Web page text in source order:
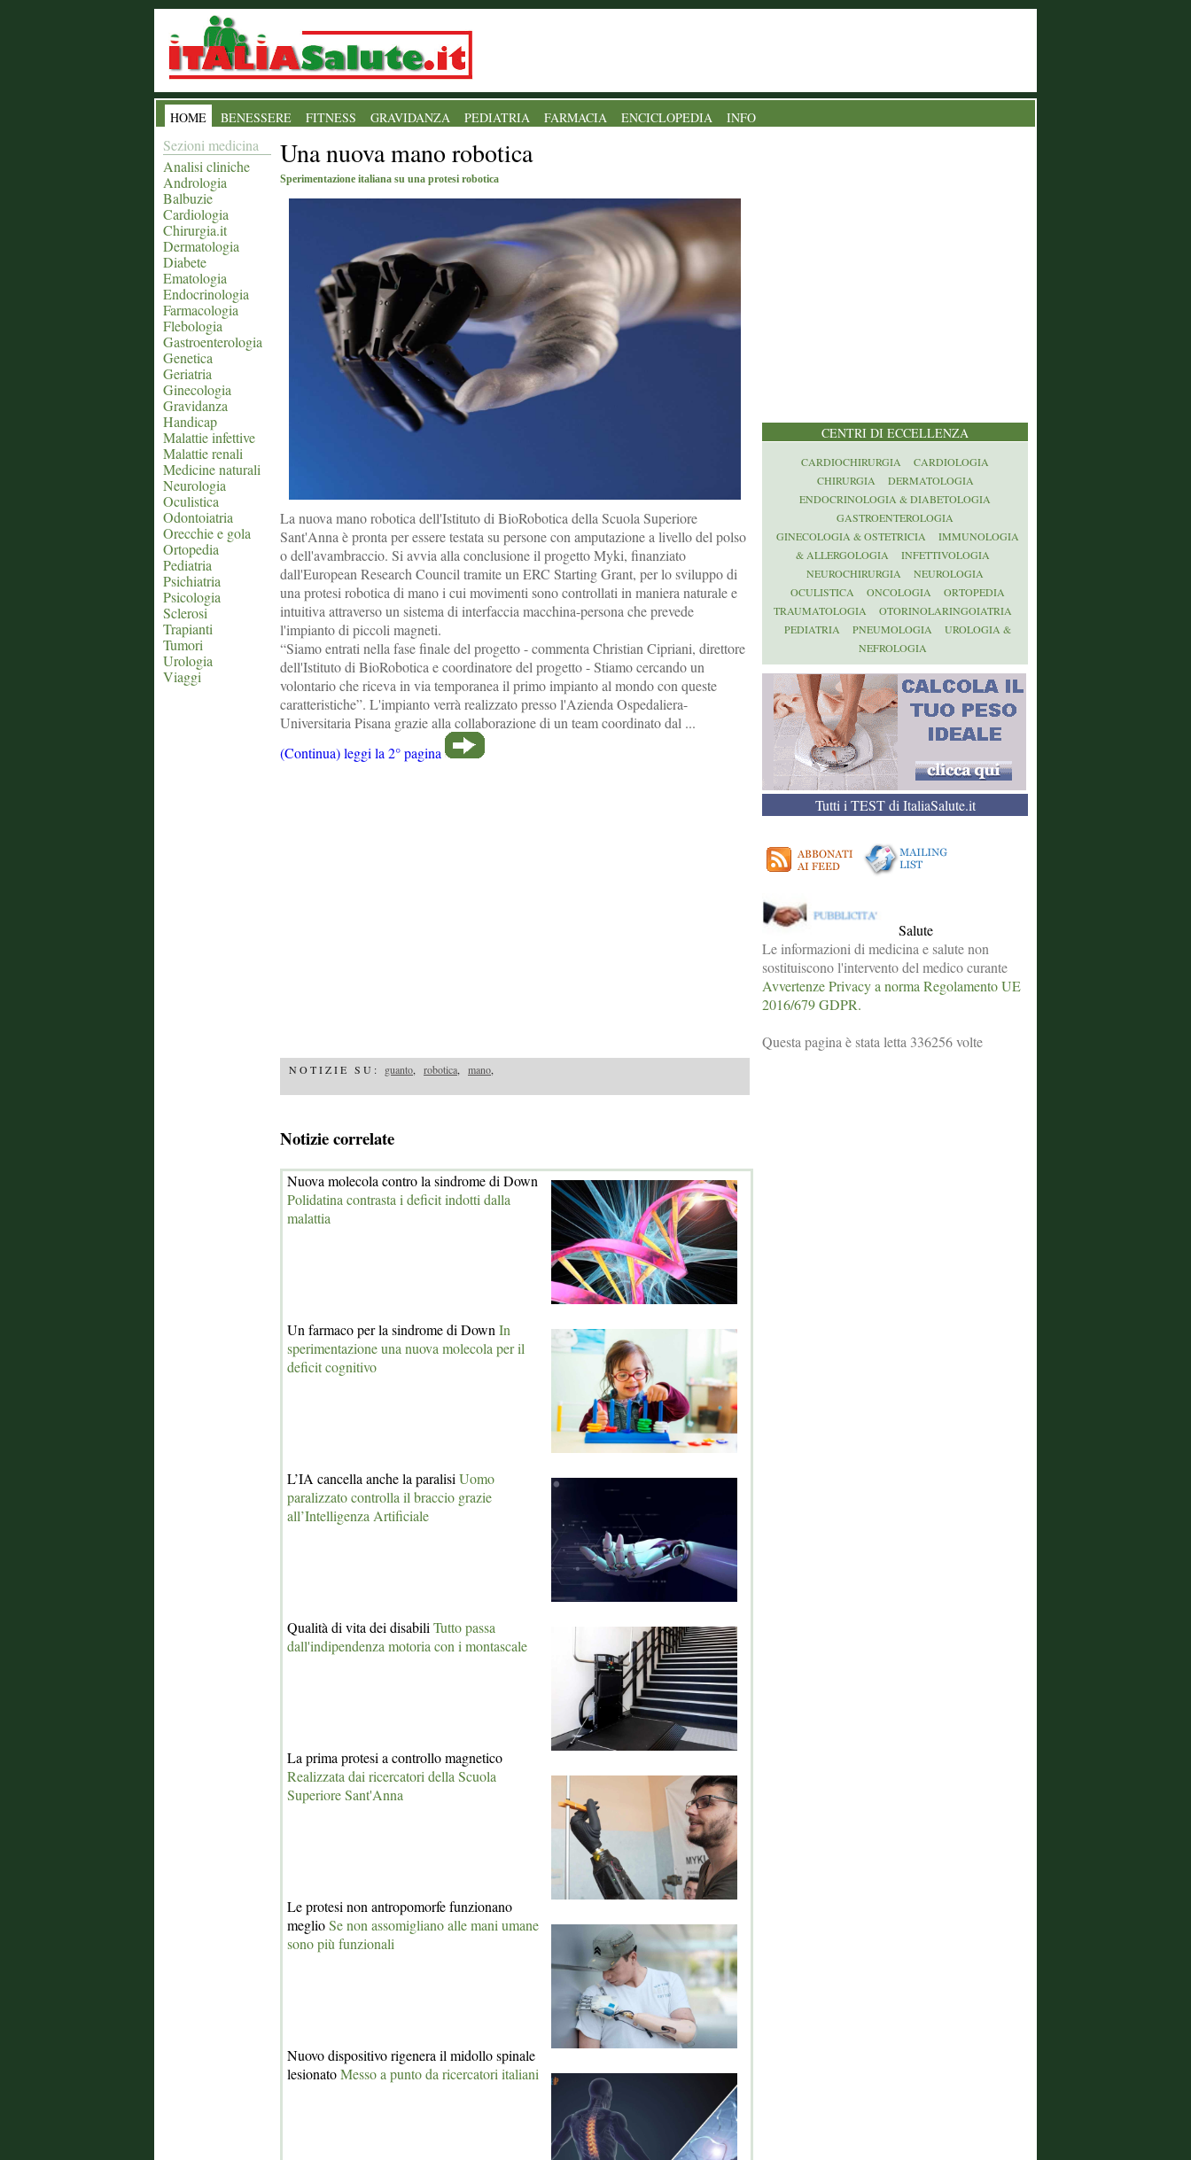
HOME BENESSERE FITNESS GRAVIDANZA PEDIATRIA FARMACIA ENCICLOPEDIA INFO
Sezioni medicina
Analisi cliniche
Andrologia
Balbuzie
Cardiologia
Chirurgia.it
Dermatologia
Diabete
Ematologia
Endocrinologia
Farmacologia
Flebologia
Gastroenterologia
Genetica
Geriatria
Ginecologia
Gravidanza
Handicap
Malattie infettive
Malattie renali
Medicine naturali
Neurologia
Oculistica
Odontoiatria
Orecchie e gola
Ortopedia
Pediatria
Psichiatria
Psicologia
Sclerosi
Trapianti
Tumori
Urologia
Viaggi
Una nuova mano robotica
Sperimentazione italiana su una protesi robotica
La nuova mano robotica dell'Istituto di BioRobotica della Scuola Superiore
Sant'Anna è pronta per essere testata su persone con amputazione a livello del polso
o dell'avambraccio. Si avvia alla conclusione il progetto Myki, finanziato
dall'European Research Council tramite un ERC Starting Grant, per lo sviluppo di
una protesi robotica di mano i cui movimenti sono controllati in maniera naturale e
intuitiva attraverso un sistema di interfaccia macchina-persona che prevede
l'impianto di piccoli magneti.
“Siamo entrati nella fase finale del progetto - commenta Christian Cipriani, direttore
dell'Istituto di BioRobotica e coordinatore del progetto - Stiamo cercando un
volontario che riceva in via temporanea il primo impianto al mondo con queste
caratteristiche”. L'impianto verrà realizzato presso l'Azienda Ospedaliera-
Universitaria Pisana grazie alla collaborazione di un team coordinato dal ...
(Continua) leggi la 2° pagina
NOTIZIE SU: guanto, robotica, mano,
Notizie correlate
Nuova molecola contro la sindrome di Down
Polidatina contrasta i deficit indotti dalla
malattia
Un farmaco per la sindrome di Down In
sperimentazione una nuova molecola per il
deficit cognitivo
L’IA cancella anche la paralisi Uomo
paralizzato controlla il braccio grazie
all’Intelligenza Artificiale
Qualità di vita dei disabili Tutto passa
dall'indipendenza motoria con i montascale
La prima protesi a controllo magnetico
Realizzata dai ricercatori della Scuola
Superiore Sant'Anna
Le protesi non antropomorfe funzionano
meglioSe non assomigliano alle mani umane
sono più funzionali
Nuovo dispositivo rigenera il midollo spinale
lesionatoMesso a punto da ricercatori italiani
CENTRI DI ECCELLENZA
CARDIOCHIRURGIA
CARDIOLOGIA
CHIRURGIA
DERMATOLOGIA
ENDOCRINOLOGIA & DIABETOLOGIA
GASTROENTEROLOGIA
GINECOLOGIA & OSTETRICIA
IMMUNOLOGIA
& ALLERGOLOGIA
INFETTIVOLOGIA
NEUROCHIRURGIA
NEUROLOGIA
OCULISTICA
ONCOLOGIA
ORTOPEDIA
TRAUMATOLOGIA
OTORINOLARINGOIATRIA
PEDIATRIA
PNEUMOLOGIA
UROLOGIA &
NEFROLOGIA
Tutti i TEST di ItaliaSalute.it
Salute
Le informazioni di medicina e salute non
sostituiscono l'intervento del medico curante
Avvertenze Privacy a norma Regolamento UE
2016/679 GDPR.
Questa pagina è stata letta 336256 volte